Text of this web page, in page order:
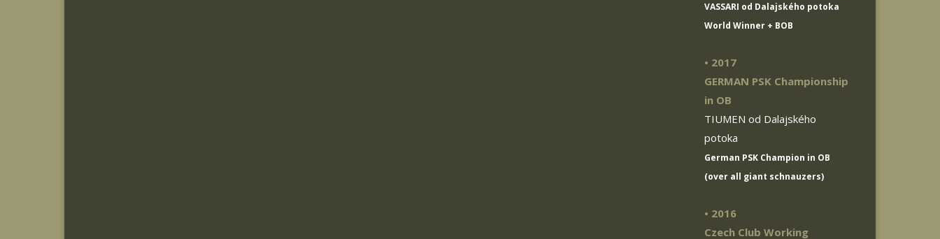
VASSARI od Dalajského potoka
World Winner + BOB
• 2017
GERMAN PSK Championship
in OB
TIUMEN od Dalajského
potoka
German PSK Champion in OB
(over all giant schnauzers)
• 2016
Czech Club Working